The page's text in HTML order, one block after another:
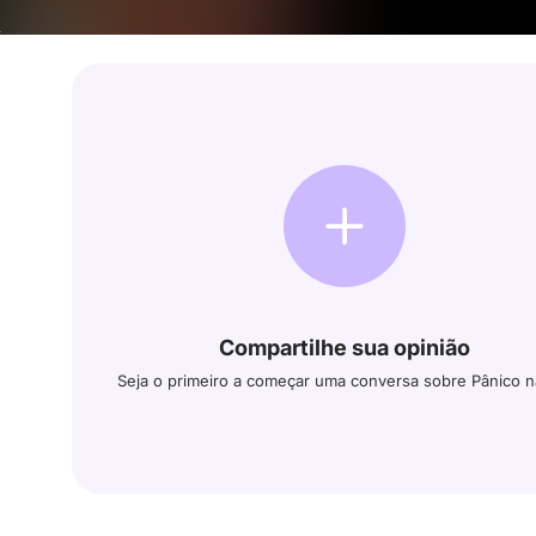
Compartilhe sua opinião
Seja o primeiro a começar uma conversa sobre Pânico